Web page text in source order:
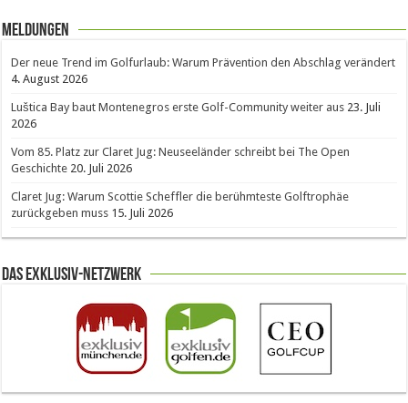
Meldungen
Der neue Trend im Golfurlaub: Warum Prävention den Abschlag verändert
4. August 2026
Luštica Bay baut Montenegros erste Golf-Community weiter aus 23. Juli
2026
Vom 85. Platz zur Claret Jug: Neuseeländer schreibt bei The Open
Geschichte 20. Juli 2026
Claret Jug: Warum Scottie Scheffler die berühmteste Golftrophäe
zurückgeben muss 15. Juli 2026
Das Exklusiv-Netzwerk